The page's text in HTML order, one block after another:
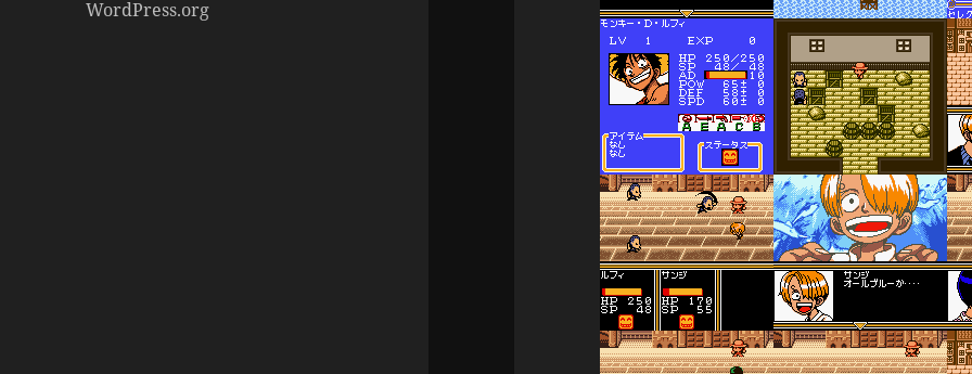
WordPress.org